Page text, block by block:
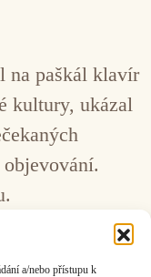
a/nebo přístupu k
na paškál klavír
kultury, ukázal